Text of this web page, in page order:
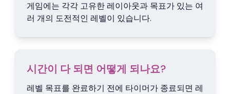
게임에는 각각 고유한 레이아웃과 목표가 있는 여
러 개의 도전적인 레벨이 있습니다.
시간이 다 되면 어떻게 되나요?
레벨 목표를 완료하기 전에 타이머가 종료되면 레